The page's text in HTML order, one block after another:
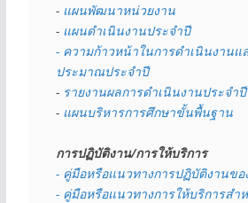
- แผนพัฒนาหน่วยงาน
- แผนดำเนินงานประจำปี
- ความก้าวหน้าในการดำเนินงานแ
ประมาณประจำปี
- รายงานผลการดำเนินงานประจำปี
- แผนบริหารการศึกษาขั้นพื้นฐาน
การปฏิบัติงาน/การให้บริการ
- คู่มือหรือแนวทางการปฏิบัติงานขอ
- คู่มือหรือแนวทางการให้บริการสำ